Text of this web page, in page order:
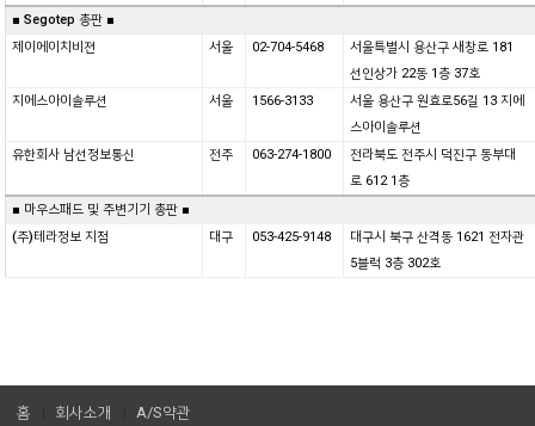
■ Segotep 총판 ■
제이에이치비젼
서울 02-704-5468
서울특별시 용산구 새창로 181
선인상가 22동 1층 37호
지에스아이솔루션
서울 1566-3133
서울 용산구 원효로56길 13 지에
스아이솔루션
유한회사 남선정보통신
전주 063-274-1800
전라북도 전주시 덕진구 동부대
로 612 1층
■ 마우스패드 및 주변기기 총판 ■
(주)테라정보 지점
대구 053-425-9148
대구시 북구 산격동 1621 전자관
5블럭 3층 302호
홈 회사소개 A/S약관